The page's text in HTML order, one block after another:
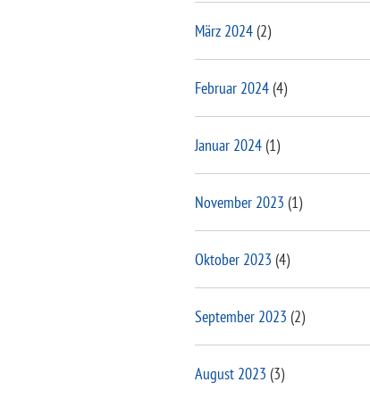
März 2024(2)
Februar 2024(4)
Januar 2024(1)
November 2023 (1)
Oktober 2023 (4)
September 2023 (2)
August 2023 (3)